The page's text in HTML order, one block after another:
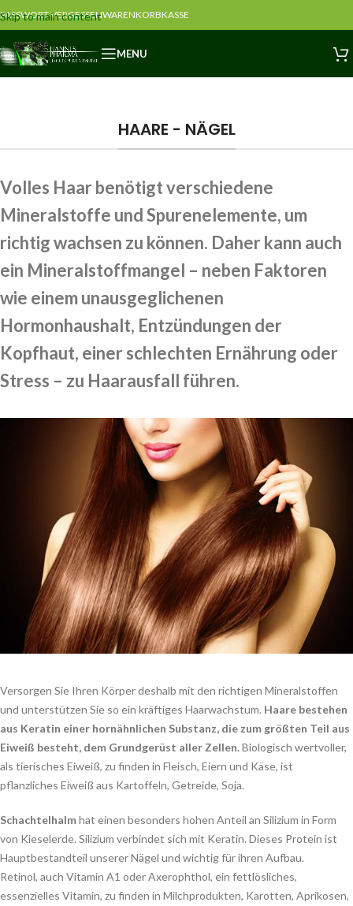
Skip to main content
PASSWORT VERGESSENWARENKORBKASSE
MENU
HAARE - NÄGEL
Volles Haar benötigt verschiedene
Mineralstoffe und Spurenelemente, um
richtig wachsen zu können. Daher kann auch
ein Mineralstoffmangel – neben Faktoren
wie einem unausgeglichenen
Hormonhaushalt, Entzündungen der
Kopfhaut, einer schlechten Ernährung oder
Stress – zu Haarausfall führen.
Versorgen Sie Ihren Körper deshalb mit den richtigen Mineralstoffen
und unterstützen Sie so ein kräftiges Haarwachstum. Haare bestehen
aus Keratin einer hornähnlichen Substanz, die zum größten Teil aus
Eiweiß besteht, dem Grundgerüst aller Zellen.Biologisch wertvoller,
als tierisches Eiweiß, zu finden in Fleisch, Eiern und Käse, ist
pflanzliches Eiweiß aus Kartoffeln, Getreide, Soja.
Schachtelhalmhat einen besonders hohen Anteil an Silizium in Form
von Kieselerde. Silizium verbindet sich mit Keratin. Dieses Protein ist
Hauptbestandteil unserer Nägel und wichtig für ihren Aufbau.
Retinol, auch Vitamin A1 oder Axerophthol, ein fettlösliches,
essenzielles Vitamin, zu finden in Milchprodukten, Karotten, Aprikosen,